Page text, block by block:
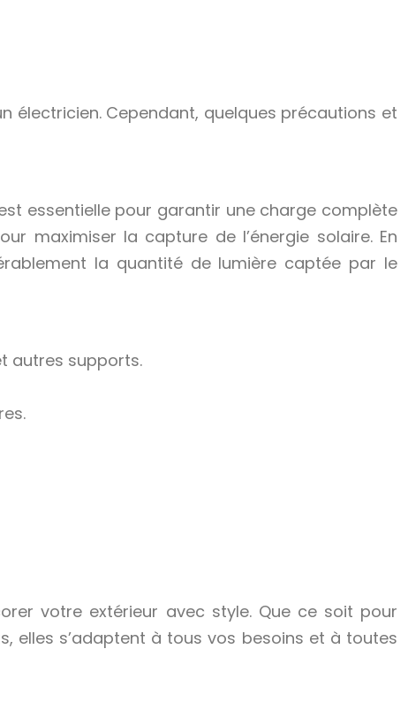
électricien. Cependant, quelques précautions et
essentielle pour garantir une charge complète
maximiser la capture de l’énergie solaire. En
la quantité de lumière captée par le
autres supports.
votre extérieur avec style. Que ce soit pour
elles s’adaptent à tous vos besoins et à toutes